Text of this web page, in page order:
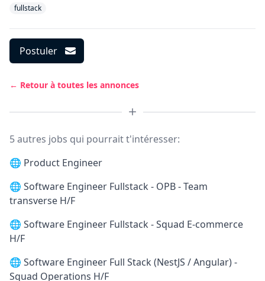
fullstack
Postuler
← Retour à toutes les annonces
5 autres jobs qui pourrait t'intéresser:
🌐 Product Engineer
🌐 Software Engineer Fullstack - OPB - Team
transverse H/F
🌐 Software Engineer Fullstack - Squad E-commerce
H/F
🌐 Software Engineer Full Stack (NestJS / Angular) -
Squad Operations H/F